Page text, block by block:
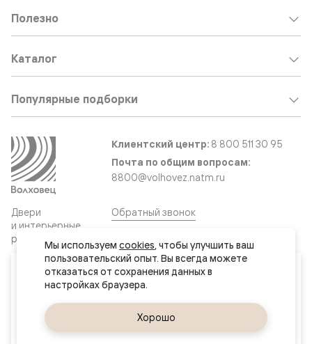
Ваш город
Нур-Султан (Астана)
Двери
и интерьерные
решения
Полезно
Каталог
Популярные подборки
Клиентский центр: 8 800 511 30 95
Почта по общим вопросам:
8800@volhovez.natm.ru
Обратный звонок
Сайт не является публичной офертой
Правовая информация
Дизайн сайта совместно с агентством
Супрематика
Мы используем cookies, чтобы улучшить ваш
пользовательский опыт. Вы всегда можете
отказаться от сохранения данных в
Хорошо